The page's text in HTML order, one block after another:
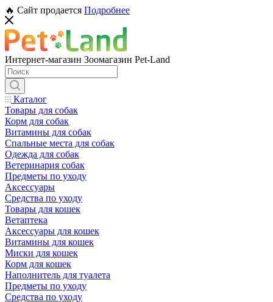
🔥 Сайт продается Подробнее
Интернет-магазин Зоомагазин Pet-Land
Каталог
Товары для собак
Корм для собак
Витамины для собак
Спальные места для собак
Одежда для собак
Ветеринария собак
Предметы по уходу
Аксессуары
Средства по уходу
Товары для кошек
Ветаптека
Аксессуары для кошек
Витамины для кошек
Миски для кошек
Корм для кошек
Наполнитель для туалета
Предметы по уходу
Средства по уходу